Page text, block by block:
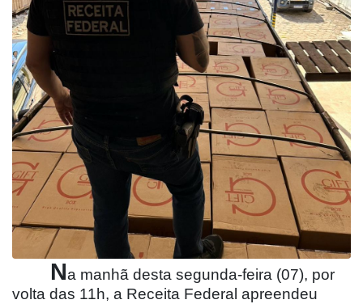
Na manhã desta segunda-feira (07), por
volta das 11h, a Receita Federal apreendeu